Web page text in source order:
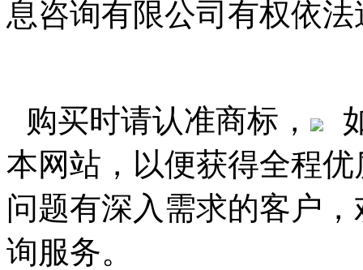
息咨询有限公司有权依
购买时请认准商标，
本网站，以便获得全程
问题有深入需求的客户
询服务。